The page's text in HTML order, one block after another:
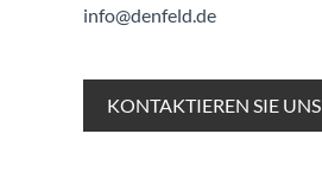
info@denfeld.de
KONTAKTIEREN SIE UNS